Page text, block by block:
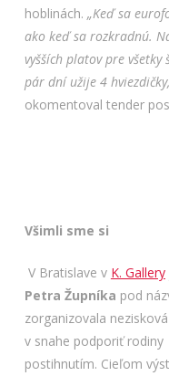
hoblinách. „Keď sa
ako keď sa rozkradnú.
vyšších platov pre
pár dní užije 4
okomentoval tender
Všimli sme si
V Bratislave v K. Gallery
Petra Župníka pod
zorganizovala
v snahe podporiť
postihnutím. Cieľom